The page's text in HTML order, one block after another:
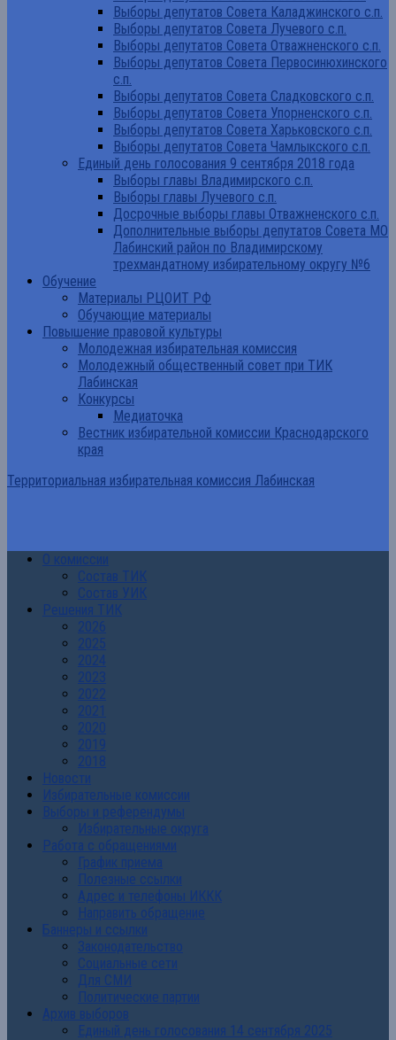
Выборы депутатов Совета Каладжинского с.п.
Выборы депутатов Совета Лучевого с.п.
Выборы депутатов Совета Отважненского с.п.
Выборы депутатов Совета Первосинюхинского
с.п.
Выборы депутатов Совета Сладковского с.п.
Выборы депутатов Совета Упорненского с.п.
Выборы депутатов Совета Харьковского с.п.
Выборы депутатов Совета Чамлыкского с.п.
Единый день голосования 9 сентября 2018 года
Выборы главы Владимирского с.п.
Выборы главы Лучевого с.п.
Досрочные выборы главы Отважненского с.п.
Дополнительные выборы депутатов Совета МО
Лабинский район по Владимирскому
трехмандатному избирательному округу №6
Обучение
Материалы РЦОИТ РФ
Обучающие материалы
Повышение правовой культуры
Молодежная избирательная комиссия
Молодежный общественный совет при ТИК
Лабинская
Конкурсы
Медиаточка
Вестник избирательной комиссии Краснодарского
края
Территориальная избирательная комиссия Лабинская
О комиссии
Состав ТИК
Состав УИК
Решения ТИК
2026
2025
2024
2023
2022
2021
2020
2019
2018
Новости
Избирательные комиссии
Выборы и референдумы
Избирательные округа
Работа с обращениями
График приема
Полезные ссылки
Адрес и телефоны ИККК
Направить обращение
Баннеры и ссылки
Законодательство
Социальные сети
Для СМИ
Политические партии
Архив выборов
Единый день голосования 14 сентября 2025